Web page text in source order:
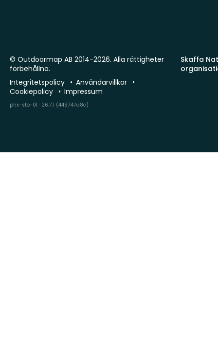
Skaffa
© Outdoormap AB 2014-2026. Alla rättigheter
förbehållna.
Integritetspolicy
Användarvillkor
Cookiepolicy
Impressum
phx-sto-01 · 26.7.1 (449747a8c)